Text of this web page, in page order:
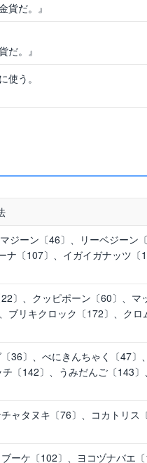
貨だ。』
だ。』
使う。
ジーン〔46〕、リーベジーン
ナ〔107〕、イガイガナッツ〔
〕、クッピポーン〔60〕、マ
ブリキクロック〔172〕、クロ
36〕、べにきんちゃく〔47〕
〔142〕、うみだんご〔143
ャタヌキ〔76〕、コカトリス
ーケ〔102〕、ヨコヅナバエ